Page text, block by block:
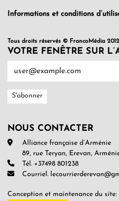
Informations et conditions
Tous droits réservés © FrancoMédia
VOTRE FENÊTRE SUR
NOUS CONTACTER
Alliance française d’Arménie
89, rue Teryan, Erevan,
Tél. +37498 801238
Courriel.
Conception et maintenance du site: